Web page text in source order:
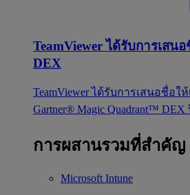
TeamViewer ได้รับการเสน
DEX
TeamViewer ได้รับการเสนอชื่อใ
Gartner® Magic Quadrant™ DEX
การผสานรวมที่สำคัญ
Microsoft Intune